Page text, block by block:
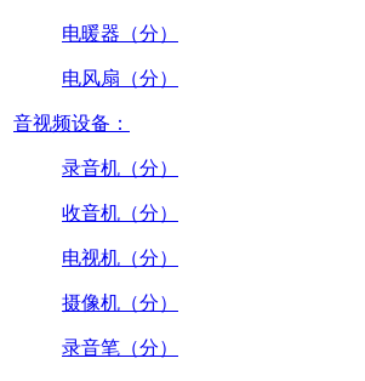
电暖器（分）
电风扇（分）
音视频设备：
录音机（分）
收音机（分）
电视机（分）
摄像机（分）
录音笔（分）